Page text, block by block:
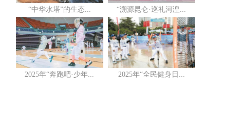
“中华水塔”的生态... “溯源昆仑·巡礼河湟...
2025年“奔跑吧·少年... 2025年“全民健身日...